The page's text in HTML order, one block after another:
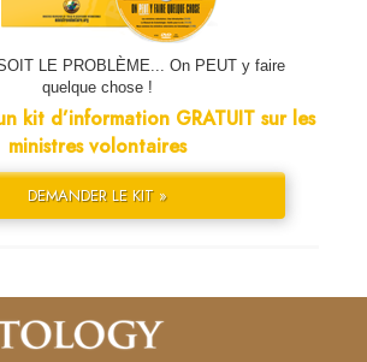
LE PROBLÈME... On PEUT y faire
quelque chose !
kit d’information GRATUIT sur les
ministres volontaires
DEMANDER LE KIT »